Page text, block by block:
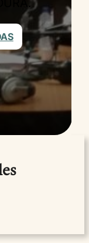
vida a la
de toda